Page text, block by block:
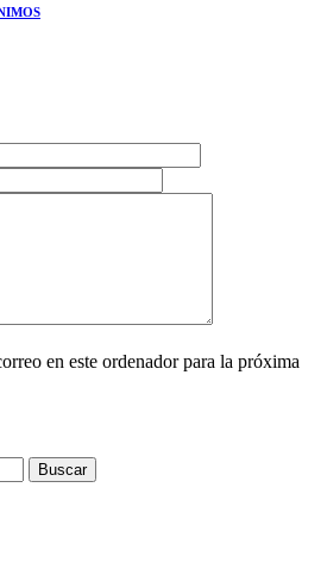
en este ordenador para la próxima
Buscar